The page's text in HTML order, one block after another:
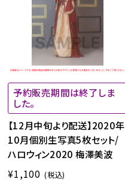
予約販売期間は終了しま
した。
【12月中旬より配送】2020年
10月個別生写真5枚セット/
ハロウィン2020 梅澤美波
¥1,100 (税込)